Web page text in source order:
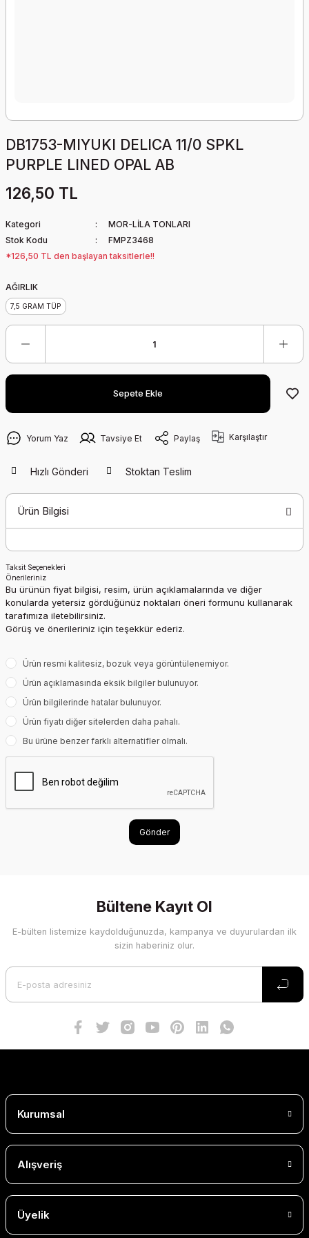
DB1753-MIYUKI DELICA 11/0 SPKL
PURPLE LINED OPAL AB
126,50 TL
Kategori
MOR-LİLA TONLARI
Stok Kodu
FMPZ3468
*126,50 TL den başlayan taksitlerle!!
AĞIRLIK
7,5 GRAM TÜP
Sepete Ekle
Yorum Yaz Tavsiye Et Paylaş Karşılaştır
Hızlı Gönderi Stoktan Teslim
Ürün Bilgisi
Taksit Seçenekleri
Önerileriniz
Bu ürünün fiyat bilgisi, resim, ürün açıklamalarında ve diğer
konularda yetersiz gördüğünüz noktaları öneri formunu kullanarak
tarafımıza iletebilirsiniz.
Görüş ve önerileriniz için teşekkür ederiz.
Ürün resmi kalitesiz, bozuk veya görüntülenemiyor.
Ürün açıklamasında eksik bilgiler bulunuyor.
Ürün bilgilerinde hatalar bulunuyor.
Ürün fiyatı diğer sitelerden daha pahalı.
Bu ürüne benzer farklı alternatifler olmalı.
Gönder
Bültene Kayıt Ol
E-bülten listemize kaydolduğunuzda, kampanya ve duyurulardan ilk
sizin haberiniz olur.
Kurumsal
Alışveriş
Üyelik